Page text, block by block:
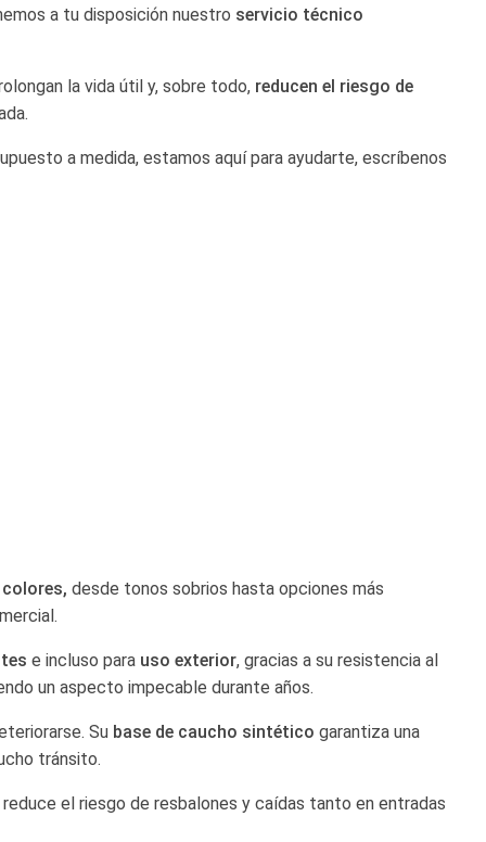
a tu disposición nuestro servicio técnico
la vida útil y, sobre todo, reducen el riesgo de
a medida, estamos aquí para ayudarte, escríbenos
desde tonos sobrios hasta opciones más
e incluso para uso exterior, gracias a su resistencia al
un aspecto impecable durante años.
Su base de caucho sintético garantiza una
tránsito.
el riesgo de resbalones y caídas tanto en entradas